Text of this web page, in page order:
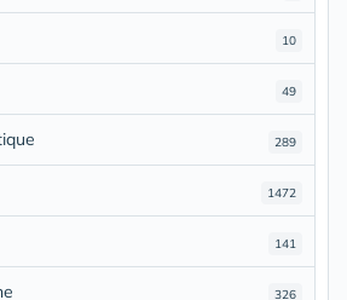
10
49
289
1472
141
326